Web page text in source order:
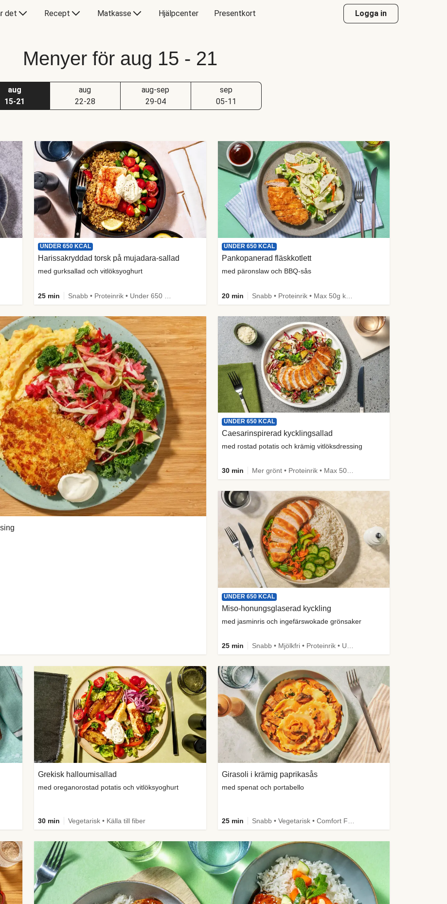
det Recept Matkasse Hjälpcenter Presentkort Logga in
Menyer för aug 15 - 21
aug
15-21
aug
22-28
aug-sep
29-04
sep
05-11
UNDER 650 KCAL
Harissakryddad torsk på mujadara-sallad
med gurksallad och vitlöksyoghurt
25 min
UNDER 650 KCAL
Pankopanerad fläskkotlett
med päronslaw och BBQ-sås
20 min Snabb • Proteinrik • Max 50g kolhydrater • Under 650 kcal
UNDER 650 KCAL
Caesarinspirerad kycklingsallad
med rostad potatis och krämig vitlöksdressing
30 min Mer grönt • Proteinrik • Max 50g kolhydrater • Under 650 kcal • Källa till fiber
UNDER 650 KCAL
Miso-honungsglaserad kyckling
med jasminris och ingefärswokade grönsaker
25 min Snabb • Mjölkfri • Proteinrik • Under 650 kcal
Grekisk halloumisallad
med oreganorostad potatis och vitlöksyoghurt
30 min Vegetarisk • Källa till fiber
Girasoli i krämig paprikasås
med spenat och portabello
25 min